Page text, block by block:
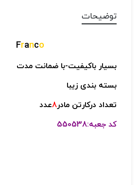
توضیحات
Franco
بسیار باکیفیت-با ضمانت مدت
بسته بندی زیبا
تعداد درکارتن مادر8عدد
کد جعبه:550538